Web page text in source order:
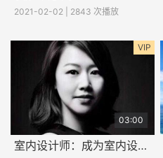
2021-02-02 | 2843 次播放
VIP
03:00
室内设计师：成为室内设计师需要学什么？